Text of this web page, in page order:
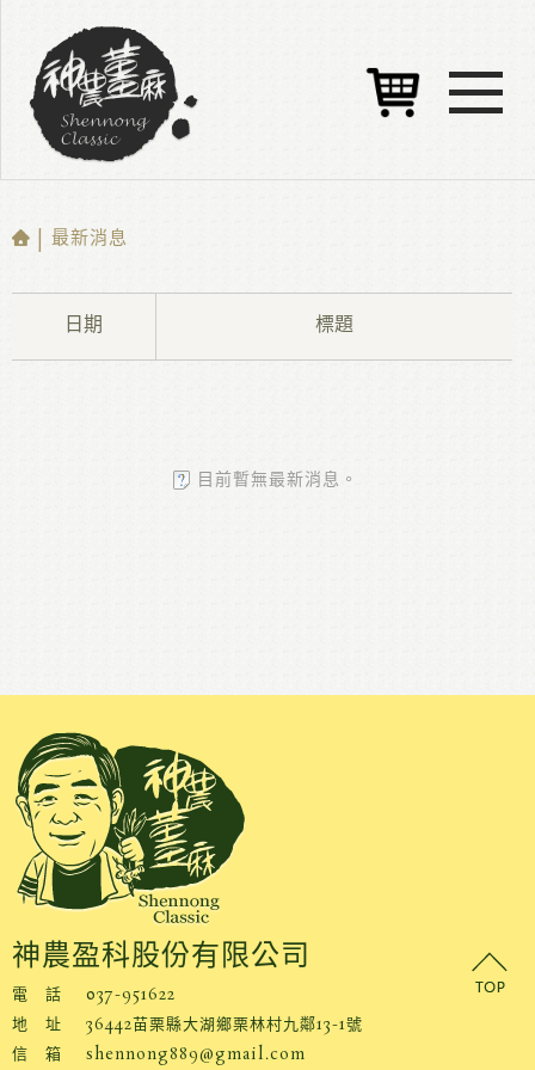
| 最新消息
日期 標題
目前暫無最新消息。
神農盈科股份有限公司
電 話
037-951622
地 址
36442苗栗縣大湖鄉栗林村九鄰13-1號
信 箱
shennong889@gmail.com